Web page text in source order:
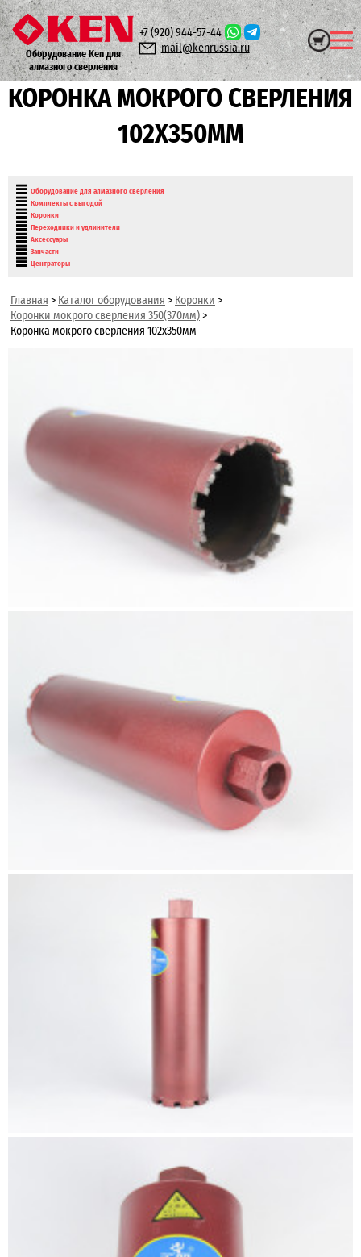
Оборудование Ken для
алмазного сверления
+7 (920)944-57-44
mail@kenrussia.ru
КОРОНКА МОКРОГО СВЕРЛЕНИЯ
102Х350ММ
Оборудование для алмазного сверления
Комплекты с выгодой
Коронки
Переходники и удлинители
Аксессуары
Запчасти
Центраторы
Главная > Каталог оборудования > Коронки >
Коронки мокрого сверления 350(370мм)>
Коронка мокрого сверления 102х350мм